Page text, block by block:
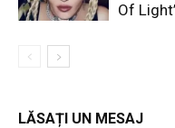
Of
LĂSAȚI UN MESAJ